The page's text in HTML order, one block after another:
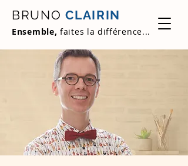
BRUNO CLAIRIN
Ensemble, faites la différence...